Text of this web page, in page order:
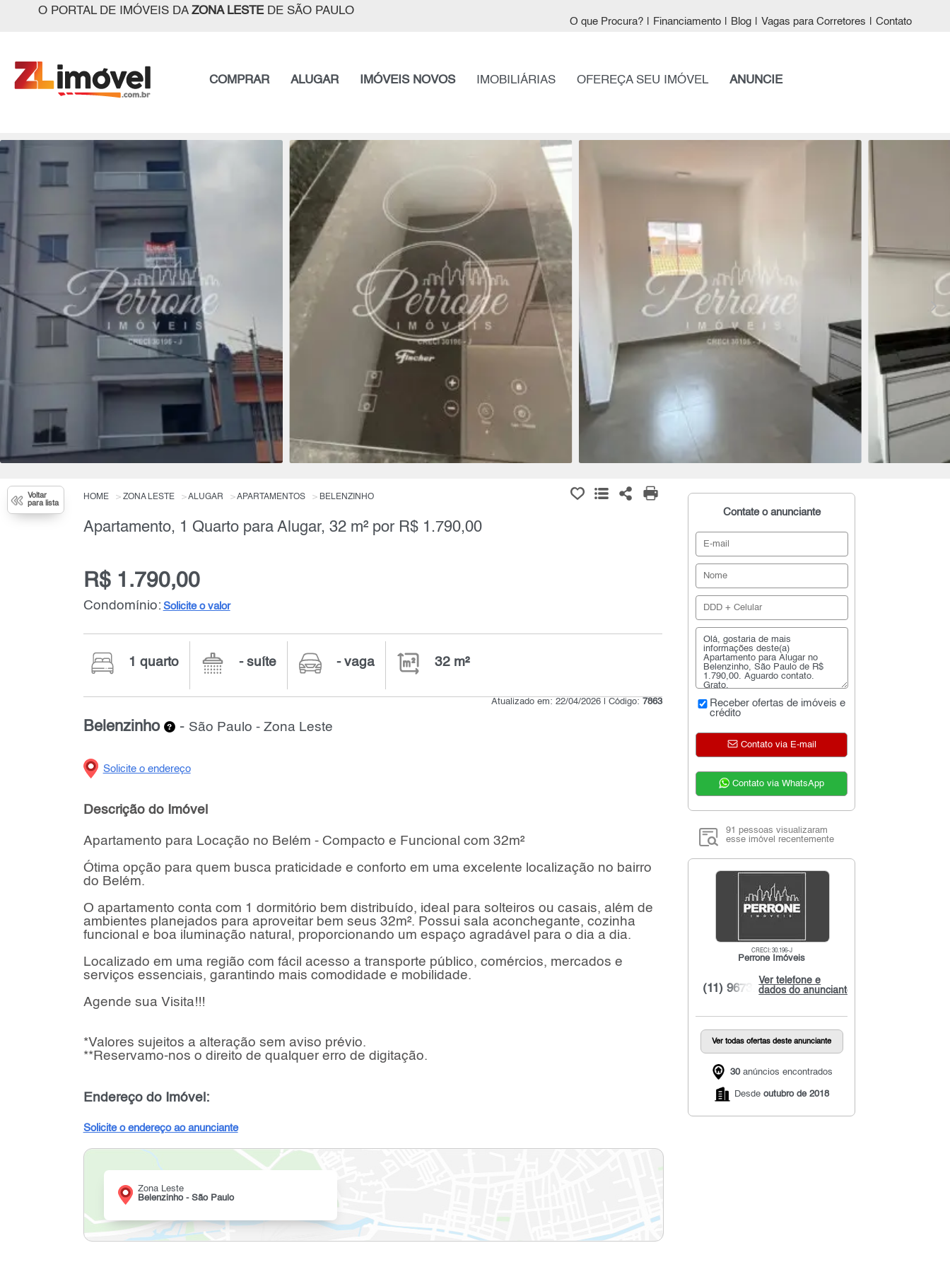
O PORTAL DE IMÓVEIS DA ZONA LESTEDE SÃO PAULO
O que Procura? Financiamento Blog Vagas para Corretores Contato
COMPRAR ALUGAR IMÓVEIS NOVOS IMOBILIÁRIAS OFEREÇA SEU IMÓVEL ANUNCIE
Voltar
para lista
HOME ZONA LESTE ALUGAR APARTAMENTOS BELENZINHO
Apartamento, 1 Quarto para Alugar, 32 m² por R$ 1.790,00
R$ 1.790,00
Condomínio: Solicite o valor
1 quarto - suíte - vaga 32 m²
Atualizado em: 22/04/2026 | Código:7863
Belenzinho - São Paulo - Zona Leste
Solicite o endereço
Descrição do Imóvel
Apartamento para Locação no Belém - Compacto e Funcional com 32m²
Ótima opção para quem busca praticidade e conforto em uma excelente localização no bairro
do Belém.
O apartamento conta com 1 dormitório bem distribuído, ideal para solteiros ou casais, além de
ambientes planejados para aproveitar bem seus 32m². Possui sala aconchegante, cozinha
funcional e boa iluminação natural, proporcionando um espaço agradável para o dia a dia.
Localizado em uma região com fácil acesso a transporte público, comércios, mercados e
serviços essenciais, garantindo mais comodidade e mobilidade.
Agende sua Visita!!!
*Valores sujeitos a alteração sem aviso prévio.
**Reservamo-nos o direito de qualquer erro de digitação.
Endereço do Imóvel:
Solicite o endereço ao anunciante
Zona Leste
Belenzinho - São Paulo
Contate o anunciante
Receber ofertas de imóveis e
crédito
Contato via E-mail
Contato via WhatsApp
91 pessoas visualizaram
esse imóvel recentemente
CRECI: 30.196-J
Perrone Imóveis
Ver telefone e
dados do anunciante
(11) 9673...
Ver todas ofertas deste anunciante
30anúncios encontrados
Desde outubro de 2018